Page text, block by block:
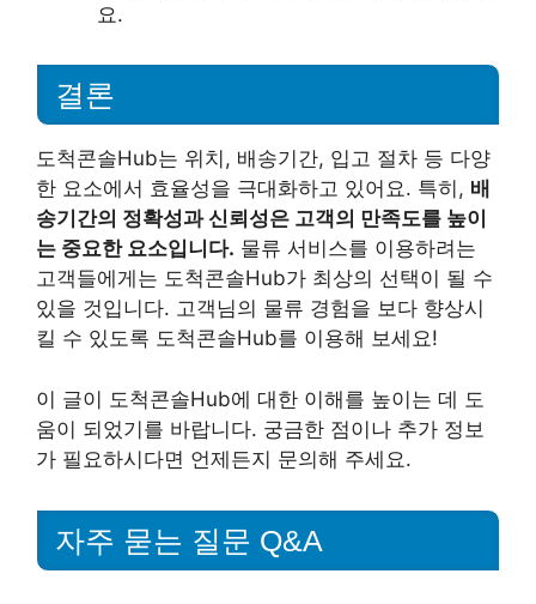
요.
결론
도척콘솔Hub는 위치, 배송기간, 입고 절차 등 다양
한 요소에서 효율성을 극대화하고 있어요. 특히, 배
송기간의 정확성과 신뢰성은 고객의 만족도를 높이
는 중요한 요소입니다. 물류 서비스를 이용하려는
고객들에게는 도척콘솔Hub가 최상의 선택이 될 수
있을 것입니다. 고객님의 물류 경험을 보다 향상시
킬 수 있도록 도척콘솔Hub를 이용해 보세요!
이 글이 도척콘솔Hub에 대한 이해를 높이는 데 도
움이 되었기를 바랍니다. 궁금한 점이나 추가 정보
가 필요하시다면 언제든지 문의해 주세요.
자주 묻는 질문 Q&A